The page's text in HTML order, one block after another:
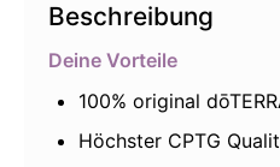
Beschreibung
Deine Vorteile
100% original
Höchster CPTG